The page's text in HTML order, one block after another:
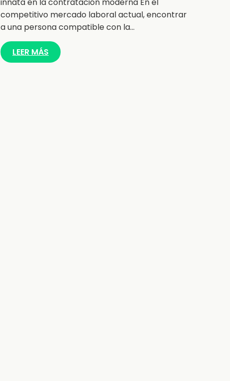
competitivo mercado laboral actual, encontrar
a una persona compatible con la…
LEER MÁS